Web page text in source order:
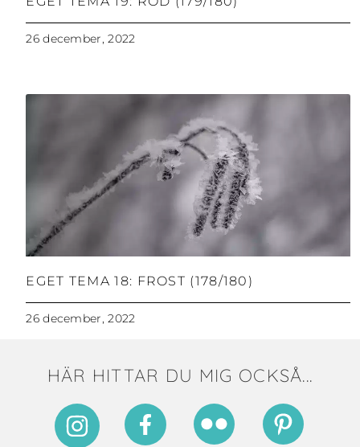
26 december, 2022
EGET TEMA 18: FROST (178/180)
26 december, 2022
HÄR HITTAR DU MIG OCKSÅ...